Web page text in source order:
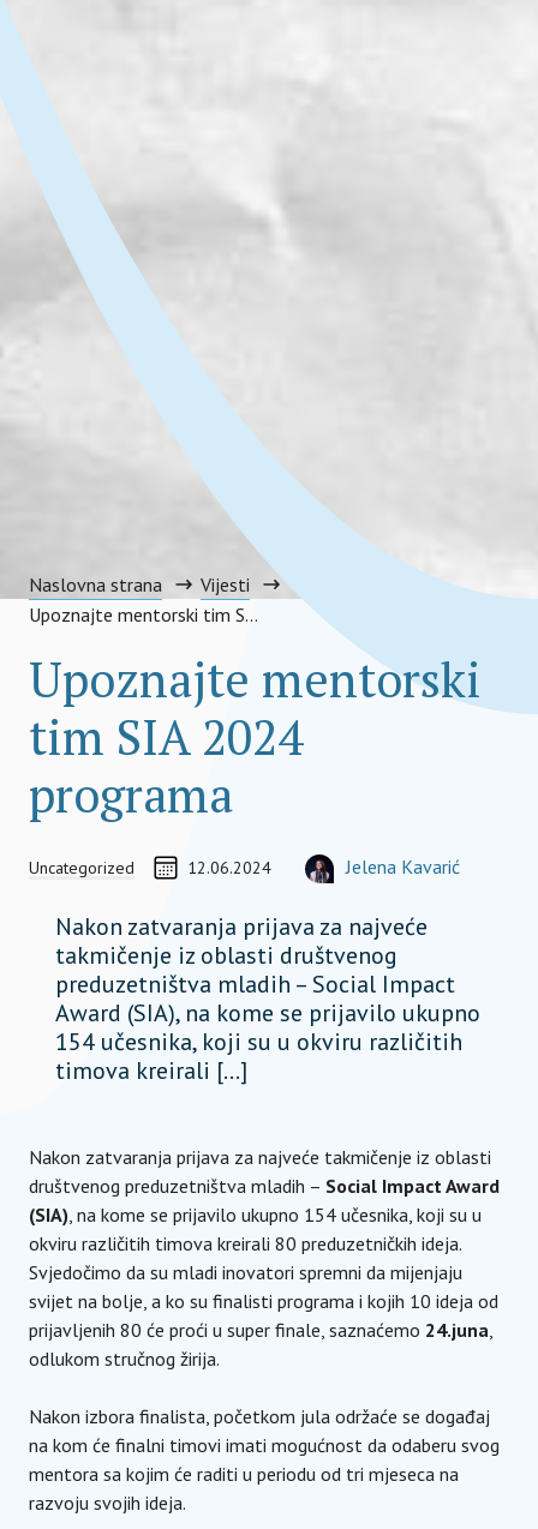
Naslovna strana
Vijesti
Upoznajte mentorski tim SIA 2024 programa
Upoznajte mentorski
tim SIA 2024
programa
Uncategorized CREATED ON
12.06.2024 АУТОРJelena Kavarić
Nakon zatvaranja prijava za najveće
takmičenje iz oblasti društvenog
preduzetništva mladih – Social Impact
Award (SIA), na kome se prijavilo ukupno
154 učesnika, koji su u okviru različitih
timova kreirali […]
Nakon zatvaranja prijava za najveće takmičenje iz oblasti
društvenog preduzetništva mladih – Social Impact Award
(SIA) , na kome se prijavilo ukupno 154 učesnika, koji su u
okviru različitih timova kreirali 80 preduzetničkih ideja.
Svjedočimo da su mladi inovatori spremni da mijenjaju
svijet na bolje, a ko su finalisti programa i kojih 10 ideja od
prijavljenih 80 će proći u super finale, saznaćemo 24.juna
odlukom stručnog žirija.
Nakon izbora finalista, početkom jula održaće se događaj
na kom će finalni timovi imati mogućnost da odaberu svog
mentora sa kojim će raditi u periodu od tri mjeseca na
razvoju svojih ideja.